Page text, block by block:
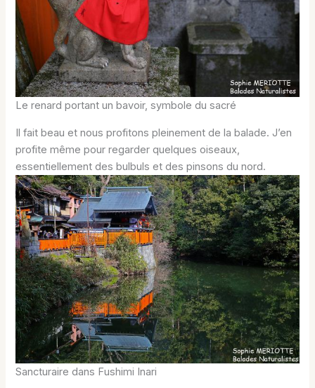
Le renard portant un bavoir, symbole du sacré
Il fait beau et nous profitons pleinement de la balade. J’en
profite même pour regarder quelques oiseaux,
essentiellement des bulbuls et des pinsons du nord.
Sancturaire dans Fushimi Inari